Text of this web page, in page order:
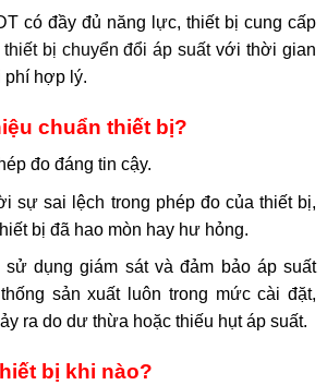
có đầy đủ năng lực, thiết bị cung cấp
thiết bị chuyển đổi áp suấtvới thời gian
phí hợp lý.
chuẩn thiết bị?
đo đáng tin cậy.
sự sai lệch trong phép đo của thiết bị,
bị đã hao mòn hay hư hỏng.
dụng giám sát và đảm bảo áp suất
sản xuất luôn trong mức cài đặt,
ra do dư thừa hoặc thiếu hụt áp suất.
bị khi nào?